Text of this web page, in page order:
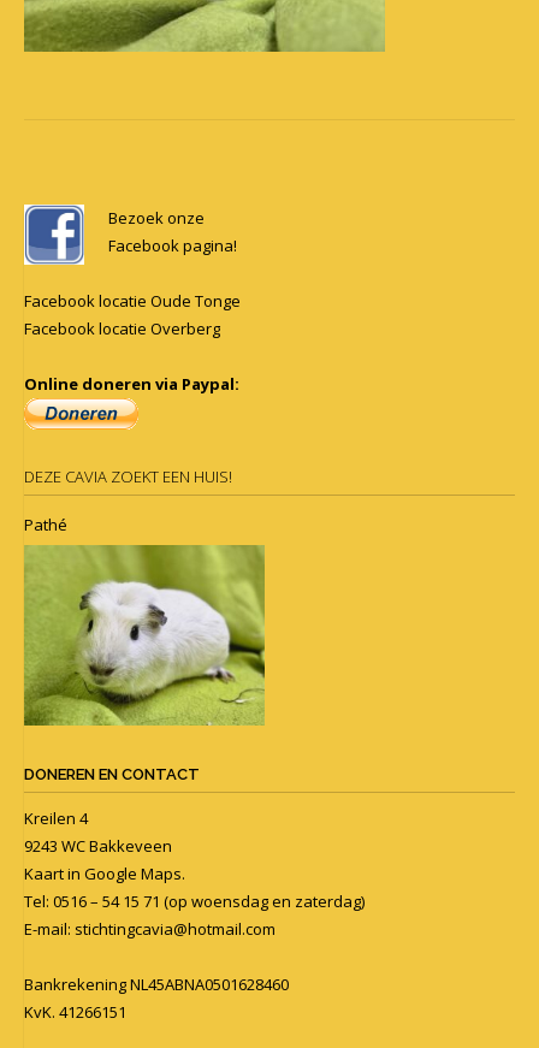
navigation
Bezoek onze
Facebook pagina!
Facebook locatie Oude Tonge
Facebook locatie Overberg
Online doneren via Paypal:
DEZE CAVIA ZOEKT EEN HUIS!
Pathé
DONEREN EN CONTACT
Kreilen 4
9243 WC Bakkeveen
Kaart in Google Maps.
Tel: 0516 – 54 15 71 (op woensdag en zaterdag)
E-mail: stichtingcavia@hotmail.com
Bankrekening NL45ABNA0501628460
KvK. 41266151